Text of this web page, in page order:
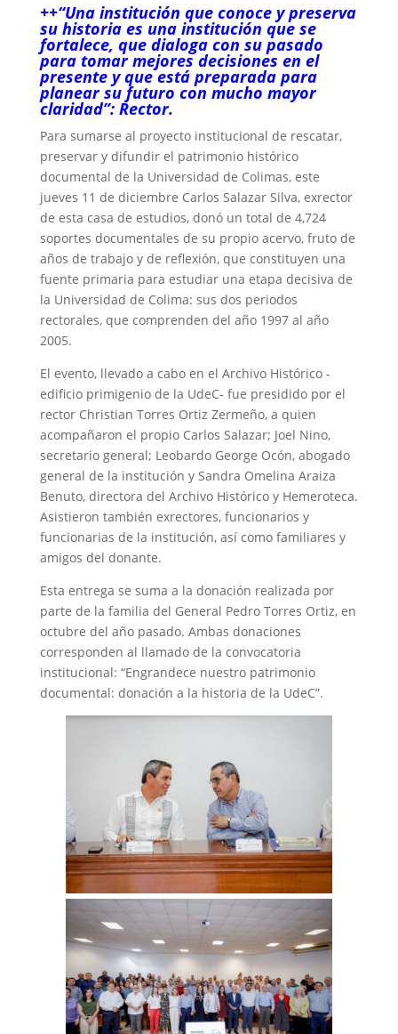
++“Una institución que conoce y preserva
su historia es una institución que se
fortalece, que dialoga con su pasado
para tomar mejores decisiones en el
presente y que está preparada para
planear su futuro con mucho mayor
claridad”: Rector.
Para sumarse al proyecto institucional de rescatar,
preservar y difundir el patrimonio histórico
documental de la Universidad de Colimas, este
jueves 11 de diciembre Carlos Salazar Silva, exrector
de esta casa de estudios, donó un total de 4,724
soportes documentales de su propio acervo, fruto de
años de trabajo y de reflexión, que constituyen una
fuente primaria para estudiar una etapa decisiva de
la Universidad de Colima: sus dos periodos
rectorales, que comprenden del año 1997 al año
2005.
El evento, llevado a cabo en el Archivo Histórico -
edificio primigenio de la UdeC- fue presidido por el
rector Christian Torres Ortiz Zermeño, a quien
acompañaron el propio Carlos Salazar; Joel Nino,
secretario general; Leobardo George Ocón, abogado
general de la institución y Sandra Omelina Araiza
Benuto, directora del Archivo Histórico y Hemeroteca.
Asistieron también exrectores, funcionarios y
funcionarias de la institución, así como familiares y
amigos del donante.
Esta entrega se suma a la donación realizada por
parte de la familia del General Pedro Torres Ortiz, en
octubre del año pasado. Ambas donaciones
corresponden al llamado de la convocatoria
institucional: “Engrandece nuestro patrimonio
documental: donación a la historia de la UdeC”.